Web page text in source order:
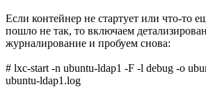
Если контейнер не стартует или что-то
пошло не так, то включаем
журналирование и пробуем снова:
# lxc-start -n ubuntu-ldap1 -F -l debug -o
ubuntu-ldap1.log